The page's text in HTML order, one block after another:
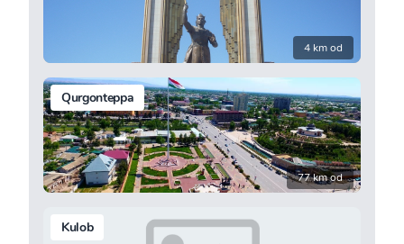
4 km od
Qurgonteppa
77 km od
Kulob